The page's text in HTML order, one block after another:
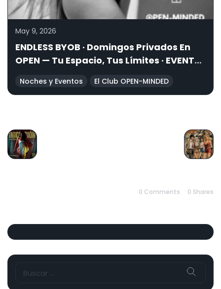
May 9, 2026
ENDLESS BYOB · Domingos Privados En
OPEN — Tu Espacio, Tus Límites · EVENTO
Noches y Eventos El Club OPEN-MINDED
0 Comments 0 Shares